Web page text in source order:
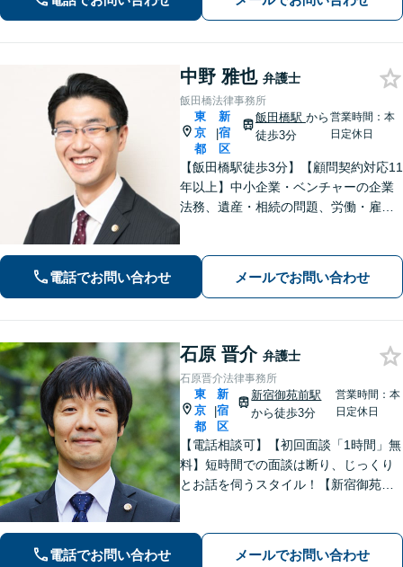
にも注力しています。
中野 雅也 弁護士
飯田橋法律事務所
東
京
都
|
新
宿
区
飯田橋駅 から
徒歩3分
営業時間：本
日定休日
【飯田橋駅徒歩3分】【顧問契約対応11
年以上】中小企業・ベンチャーの企業
法務、遺産・相続の問題、労働・雇用
中も臨機応変に対応いたします。
電話でお問い合わせ メールでお問い合わせ
石原 晋介 弁護士
石原晋介法律事務所
東
京
都
|
新
宿
区
新宿御苑前駅
から徒歩3分
営業時間：本
日定休日
【電話相談可】【初回面談「1時間」無
料】短時間での面談は断り、じっくり
とお話を伺うスタイル！【新宿御苑前
ど。若い世代の方も遠慮なくご相談く
電話でお問い合わせ メールでお問い合わせ